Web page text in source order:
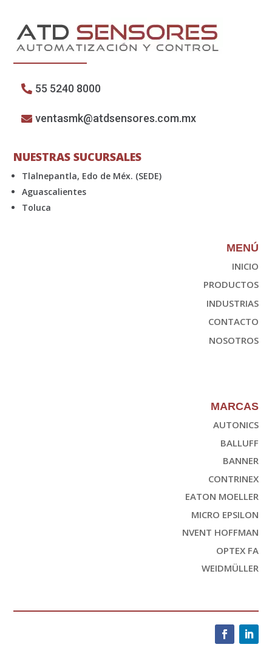
55 5240 8000
ventasmk@atdsensores.com.mx
NUESTRAS SUCURSALES
Tlalnepantla, Edo de Méx. (SEDE)
Aguascalientes
Toluca
MENÚ
INICIO
PRODUCTOS
INDUSTRIAS
CONTACTO
NOSOTROS
MARCAS
AUTONICS
BALLUFF
BANNER
CONTRINEX
EATON MOELLER
MICRO EPSILON
NVENT HOFFMAN
OPTEX FA
WEIDMÜLLER